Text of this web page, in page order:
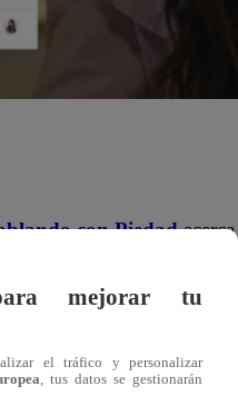
con Piedad
una foto que no le
Margarita
no podía creer que es lo
mejorar tu
el tráfico y personalizar
, tus datos se gestionarán